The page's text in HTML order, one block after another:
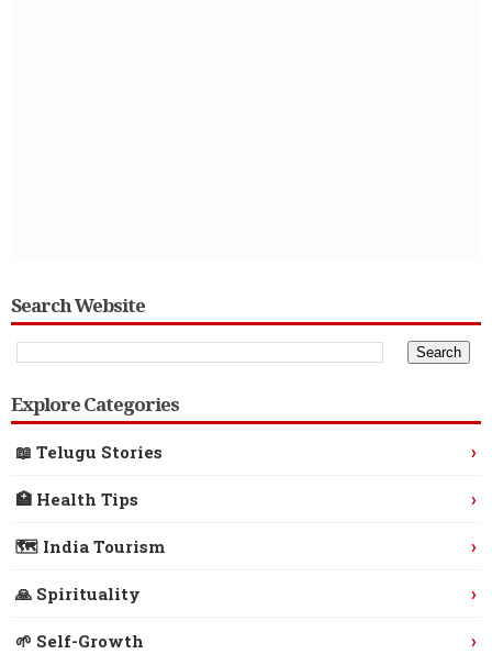
Search Website
Explore Categories
📖 Telugu Stories ›
🏥 Health Tips ›
🗺️ India Tourism ›
🙏 Spirituality ›
🌱 Self-Growth ›